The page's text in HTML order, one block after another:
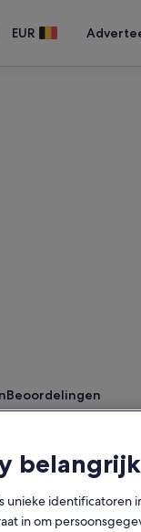
EUR
Beoordelingen
belangrijk
unieke identificatoren
in om